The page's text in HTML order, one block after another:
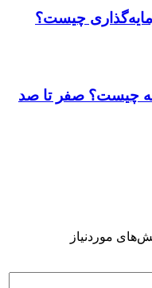
چیست؟
موردنیاز